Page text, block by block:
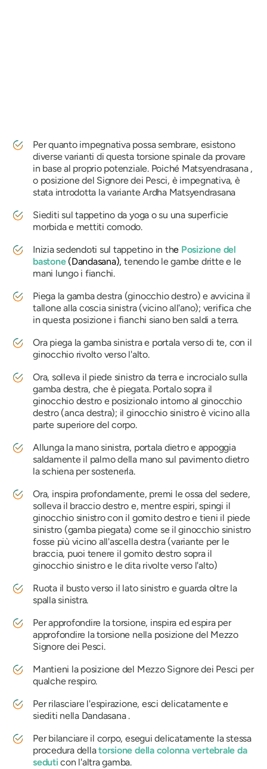
Per quanto impegnativa possa sembrare, esistono
diverse varianti di questa torsione spinale da provare
in base al proprio potenziale. Poiché Matsyendrasana,
o posizione del Signore dei Pesci, è impegnativa, è
stata introdotta la varianteArdha Matsyendrasana
Siediti sul tappetino da yoga o su una superficie
morbida e mettiti comodo.
Inizia sedendoti sul tappetino in the Posizione del
bastone(Dandasana), tenendo le gambe dritte e le
mani lungo i fianchi.
Piega la gamba destra (ginocchio destro) e avvicina il
tallone alla coscia sinistra (vicino all'ano); verifica che
in questa posizione i fianchi siano ben saldi a terra.
Ora piega la gamba sinistra e portala verso di te, con il
ginocchio rivolto verso l'alto.
Ora, solleva il piede sinistro da terra e incrocialo sulla
gamba destra, che è piegata. Portalo sopra il
ginocchio destro e posizionalo intorno al ginocchio
destro (anca destra); il ginocchio sinistro è vicino alla
parte superiore del corpo.
Allunga la mano sinistra, portala dietro e appoggia
saldamente il palmo della mano sul pavimento dietro
la schiena per sostenerla.
Ora, inspira profondamente, premi le ossa del sedere,
solleva il braccio destro e, mentre espiri, spingi il
ginocchio sinistro con il gomito destro e tieni il piede
sinistro (gamba piegata) come se il ginocchio sinistro
fosse più vicino all'ascella destra (variante per le
braccia, puoi tenere il gomito destro sopra il
ginocchio sinistro e le dita rivolte verso l'alto)
Ruota il busto verso il lato sinistro e guarda oltre la
spalla sinistra.
Per approfondire la torsione, inspira ed espira per
approfondire la torsione nella posizione del Mezzo
Signore dei Pesci.
Mantieni la posizione del Mezzo Signore dei Pesci per
qualche respiro.
Per rilasciare l'espirazione, esci delicatamente e
siediti nella Dandasana.
Per bilanciare il corpo, esegui delicatamente la stessa
procedura dellatorsione della colonna vertebrale da
seduti con l'altra gamba.